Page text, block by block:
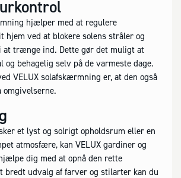
hjælper med at regulere
hjem ved at blokere solens stråler og
at trænge ind. Dette gør det muligt at
og behagelig selv på de varmeste dage.
VELUX solafskærmning er, at den også
et lyst og solrigt opholdsrum eller en
atmosfære, kan VELUX gardiner og
dig med at opnå den rette
bredt udvalg af farver og stilarter kan du